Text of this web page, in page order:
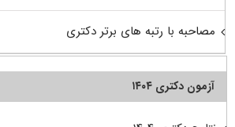
مصاحبه با رتبه های برتر دکتری
آزمون دکتری ۱۴۰۴